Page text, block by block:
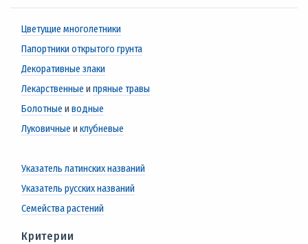
Цветущие многолетники
Папортники открытого грунта
Декоративные злаки
Лекарственные и пряные травы
Болотные и водные
Луковичные и клубневые
Указатель латинских названий
Указатель русских названий
Семейства растений
Критерии